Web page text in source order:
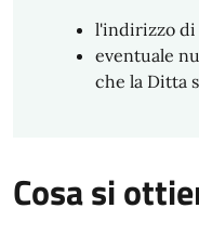
l'indirizzo di
eventuale
che la Ditta
Cosa si